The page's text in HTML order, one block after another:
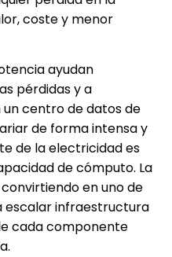
coste y menor
ayudan
pérdidas y a
un centro de datos de
de forma intensa y
de la electricidad es
de cómputo. La
en uno de
escalar infraestructura
cada componente